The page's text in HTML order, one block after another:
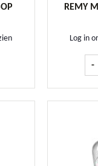
VSOP fles 70 cl aantal
REMY
Log in
-